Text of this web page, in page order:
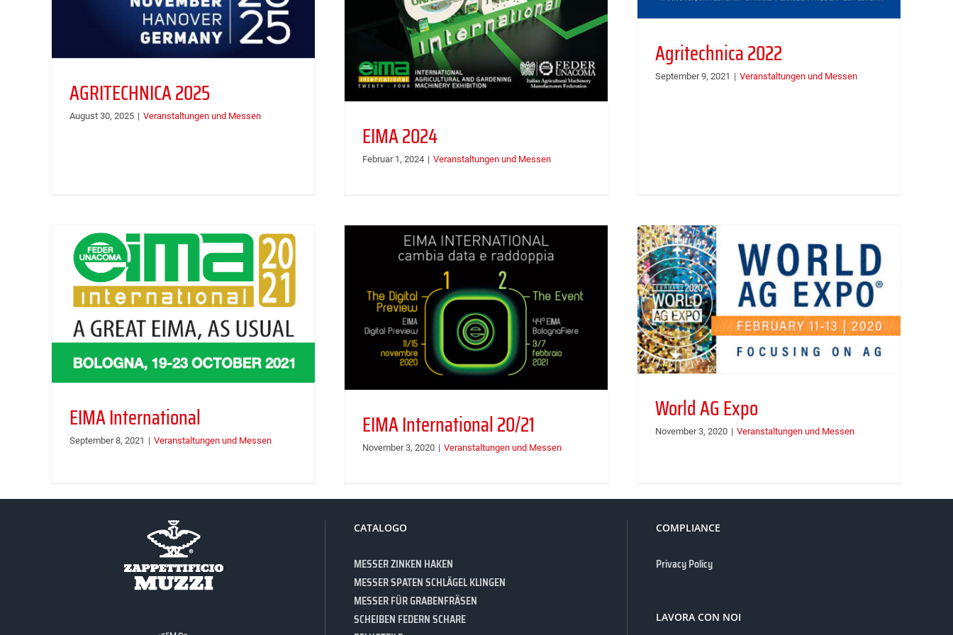
AGRITECHNICA 2025
August 30, 2025 | Veranstaltungen und Messen
EIMA 2024
Februar 1, 2024 | Veranstaltungen und Messen
Agritechnica 2022
September 9, 2021 | Veranstaltungen und Messen
EIMA International
September 8, 2021 | Veranstaltungen und Messen
EIMA International 20/21
November 3, 2020 | Veranstaltungen und Messen
World AG Expo
November 3, 2020 | Veranstaltungen und Messen
CATALOGO
MESSER ZINKEN HAKEN
MESSER SPATEN SCHLÄGEL KLINGEN
MESSER FÜR GRABENFRÄSEN
SCHEIBEN FEDERN SCHARE
COMPLIANCE
Privacy Policy
LAVORA CON NOI